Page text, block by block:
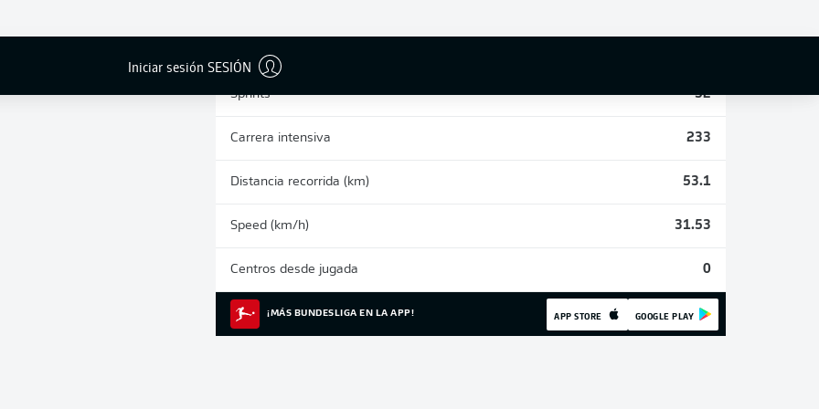
Iniciar sesión SESIÓN
Sprints 52
Carrera intensiva 233
Distancia recorrida (km) 53.1
Speed (km/h) 31.53
Centros desde jugada 0
¡MÁS BUNDESLIGA EN LA APP! APP STORE GOOGLE PLAY